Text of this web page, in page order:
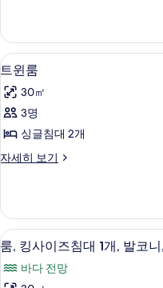
1
개
사
진
모
두
보
즈
침
대
개
자
히
보
기
트
윈
룸
사
진
모
보
기
6
트윈룸
30㎡
3명
싱글침대 2개
자세히 보기
트
세
히
보
기
룸,
킹
사
7
룸, 킹사이즈침대 1개, 발코
바다 전망